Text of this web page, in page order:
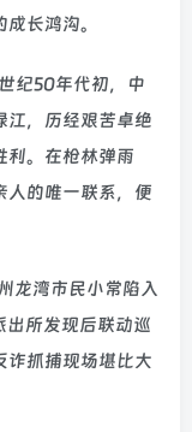
长鸿沟。
纪50年代初，中
江，历经艰苦卓绝
利。在枪林弹雨
人的唯一联系，便
龙湾市民小常陷入
所发现后联动巡
诈抓捕现场堪比大